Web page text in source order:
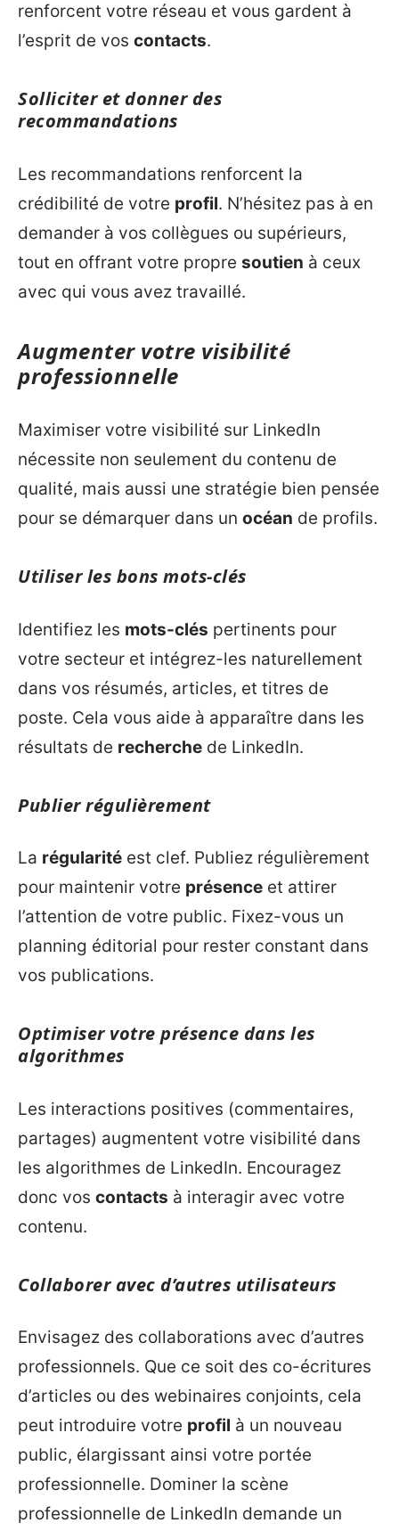
renforcent votre réseau et vous gardent à
l’esprit de vos contacts.
Solliciter et donner des
recommandations
Les recommandations renforcent la
crédibilité de votre profil. N’hésitez pas à en
demander à vos collègues ou supérieurs,
tout en offrant votre propre soutien à ceux
avec qui vous avez travaillé.
Augmenter votre visibilité
professionnelle
Maximiser votre visibilité sur LinkedIn
nécessite non seulement du contenu de
qualité, mais aussi une stratégie bien pensée
pour se démarquer dans un océan de profils.
Utiliser les bons mots-clés
Identifiez les mots-clés pertinents pour
votre secteur et intégrez-les naturellement
dans vos résumés, articles, et titres de
poste. Cela vous aide à apparaître dans les
résultats de recherche de LinkedIn.
Publier régulièrement
La régularité est clef. Publiez régulièrement
pour maintenir votre présence et attirer
l’attention de votre public. Fixez-vous un
planning éditorial pour rester constant dans
vos publications.
Optimiser votre présence dans les
algorithmes
Les interactions positives (commentaires,
partages) augmentent votre visibilité dans
les algorithmes de LinkedIn. Encouragez
donc vos contacts à interagir avec votre
contenu.
Collaborer avec d’autres utilisateurs
Envisagez des collaborations avec d’autres
professionnels. Que ce soit des co-écritures
d’articles ou des webinaires conjoints, cela
peut introduire votre profil à un nouveau
public, élargissant ainsi votre portée
professionnelle. Dominer la scène
professionnelle de LinkedIn demande un